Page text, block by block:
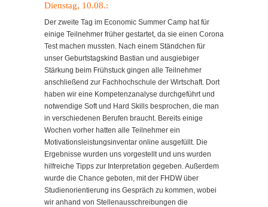
Dienstag, 10.08.:
Der zweite Tag im Economic Summer Camp hat für
einige Teilnehmer früher gestartet, da sie einen Corona
Test machen mussten. Nach einem Ständchen für
unser Geburtstagskind Bastian und ausgiebiger
Stärkung beim Frühstuck gingen alle Teilnehmer
anschließend zur Fachhochschule der Wirtschaft. Dort
haben wir eine Kompetenzanalyse durchgeführt und
notwendige Soft und Hard Skills besprochen, die man
in verschiedenen Berufen braucht. Bereits einige
Wochen vorher hatten alle Teilnehmer ein
Motivationsleistungsinventar online ausgefüllt. Die
Ergebnisse wurden uns vorgestellt und uns wurden
hilfreiche Tipps zur Interpretation gegeben. Außerdem
wurde die Chance geboten, mit der FHDW über
Studienorientierung ins Gespräch zu kommen, wobei
wir anhand von Stellenausschreibungen die